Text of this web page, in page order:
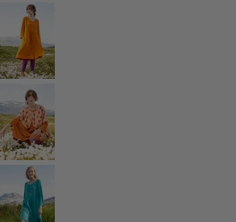
Styles de vétements
Vêtements en lin
Robes de style hippie
Grandes Tailles
À fleurs
Vêtements hippies
Une mode scandinave
Superpositions
À rayures